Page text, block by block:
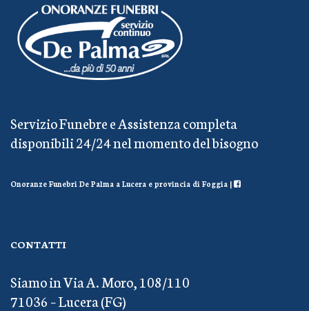
Servizio Funebre e Assistenza completa
disponibili 24/24 nel momento del bisogno
Onoranze Funebri De Palma a Lucera e provincia di Foggia |
CONTATTI
Siamo in Via A. Moro, 108/110
71036 – Lucera (FG)